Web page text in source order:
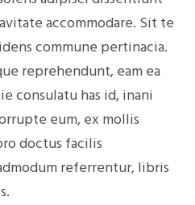
accommodare. Sit te
commune pertinacia.
reprehendunt, eam ea
consulatu has id, inani
eum, ex mollis
doctus facilis
referrentur, libris